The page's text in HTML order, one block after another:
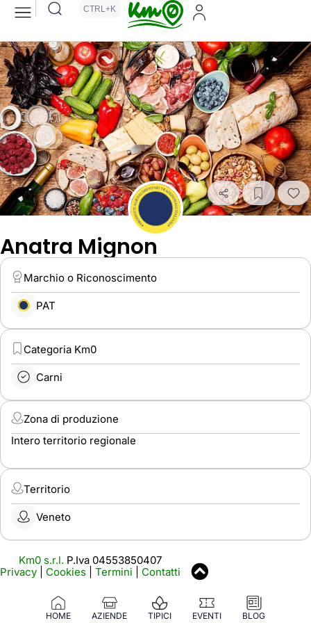
CTRL+K
HOME AZIENDE TIPICI EVENTI BLOG
Anatra Mignon
Marchio o Riconoscimento
PAT
Categoria Km0
Carni
Zona di produzione
Intero territorio regionale
Territorio
Veneto
Km0 s.r.l. P.Iva 04553850407
Privacy
Cookies Termini Contatti